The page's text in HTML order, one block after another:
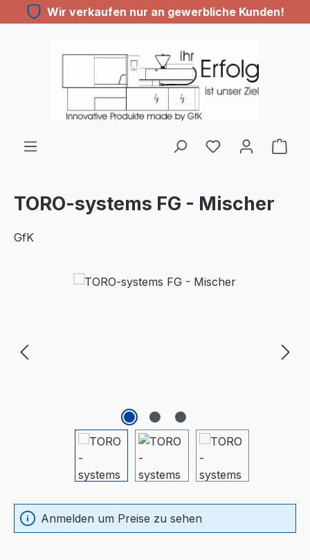
Zum Hauptinhalt springen
Wir verkaufen nur an gewerbliche Kunden!
Du hast 0
TORO-systems FG - Mischer
GfK
Bildergalerie überspringen
Anmelden um Preise zu sehen